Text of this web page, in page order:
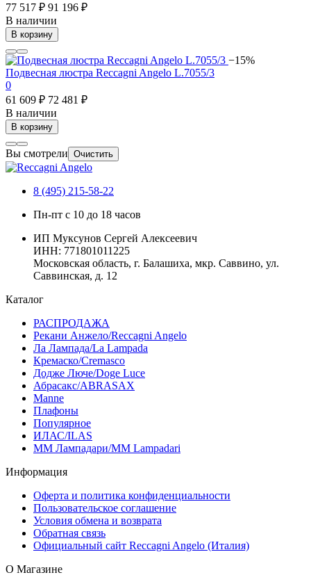
77 517 ₽ 91 196 ₽
В наличии
В корзину
−15%
Подвесная люстра Reccagni Angelo L.7055/3
0
61 609 ₽ 72 481 ₽
В наличии
В корзину
Вы смотрели Очистить
8 (495) 215-58-22
Пн-пт с 10 до 18 часов
ИП Муксунов Сергей Алексеевич
ИНН: 771801011225
Московская область, г. Балашиха, мкр. Саввино, ул.
Саввинская, д. 12
Каталог
РАСПРОДАЖА
Рекани Анжело/Reccagni Angelo
Ла Лампада/La Lampada
Кремаско/Cremasco
Додже Люче/Doge Luce
Абрасакс/ABRASAX
Manne
Плафоны
Популярное
ИЛАС/ILAS
ММ Лампадари/MM Lampadari
Информация
Оферта и политика конфиденциальности
Пользовательское соглашение
Условия обмена и возврата
Обратная связь
Официальный сайт Reccagni Angelo (Италия)
О Магазине